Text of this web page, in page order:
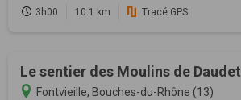
3h00 10.1 km Tracé GPS
Le sentier des Moulins de Daudet
Fontvieille, Bouches-du-Rhône (13)